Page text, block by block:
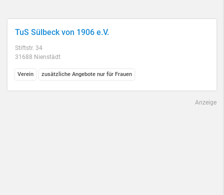
TuS Sülbeck von 1906 e.V.
Stiftstr. 34
31688 Nienstädt
Verein zusätzliche Angebote nur für Frauen
Anzeige